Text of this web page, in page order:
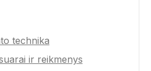
technika
ir reikmenys